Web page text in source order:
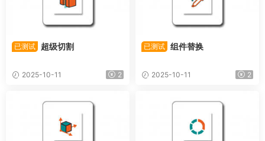
已测试 超级切割
2025-10-11 2
已测试 组件替换
2025-10-11 2